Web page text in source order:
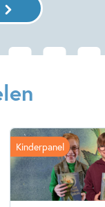
Kinderpanel